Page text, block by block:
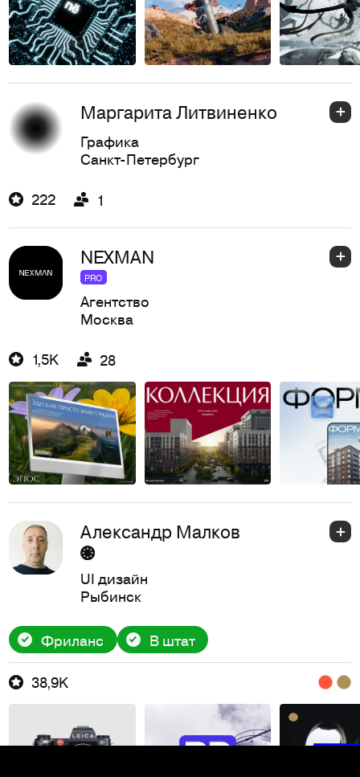
Маргарита Литвиненко
Графика
Санкт-Петербург
222 1
NEXMAN
PRO
Агентство
Москва
1,5K 28
Александр Малков
UI дизайн
Рыбинск
Фриланс В штат
38,9K